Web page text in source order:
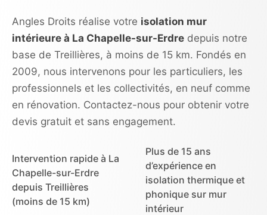
Angles Droits réalise votre isolation mur
intérieure à La Chapelle-sur-Erdre depuis notre
base de Treillières, à moins de 15 km. Fondés en
2009, nous intervenons pour les particuliers, les
professionnels et les collectivités, en neuf comme
en rénovation. Contactez-nous pour obtenir votre
devis gratuit et sans engagement.
Intervention rapide à La
Chapelle-sur-Erdre
depuis Treillières
(moins de 15 km)
Plus de 15 ans
d’expérience en
isolation thermique et
phonique sur mur
intérieur